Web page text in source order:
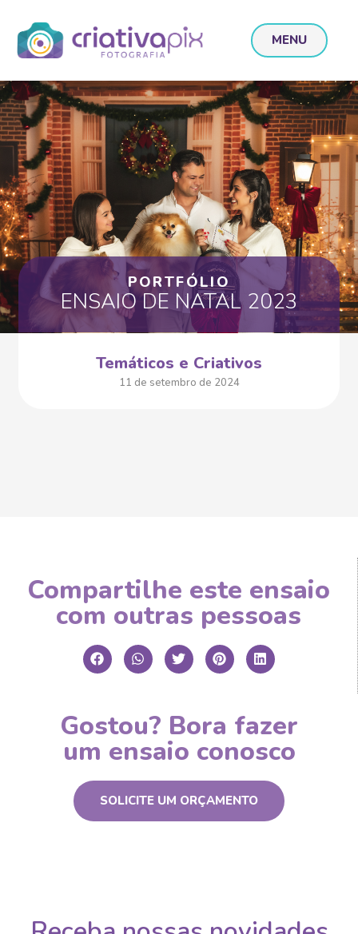
MENU
PORTFÓLIO
ENSAIO DE NATAL 2023
Temáticos e Criativos
11 de setembro de 2024
Compartilhe este ensaio
com outras pessoas
Gostou? Bora fazer
um ensaio conosco
SOLICITE UM ORÇAMENTO